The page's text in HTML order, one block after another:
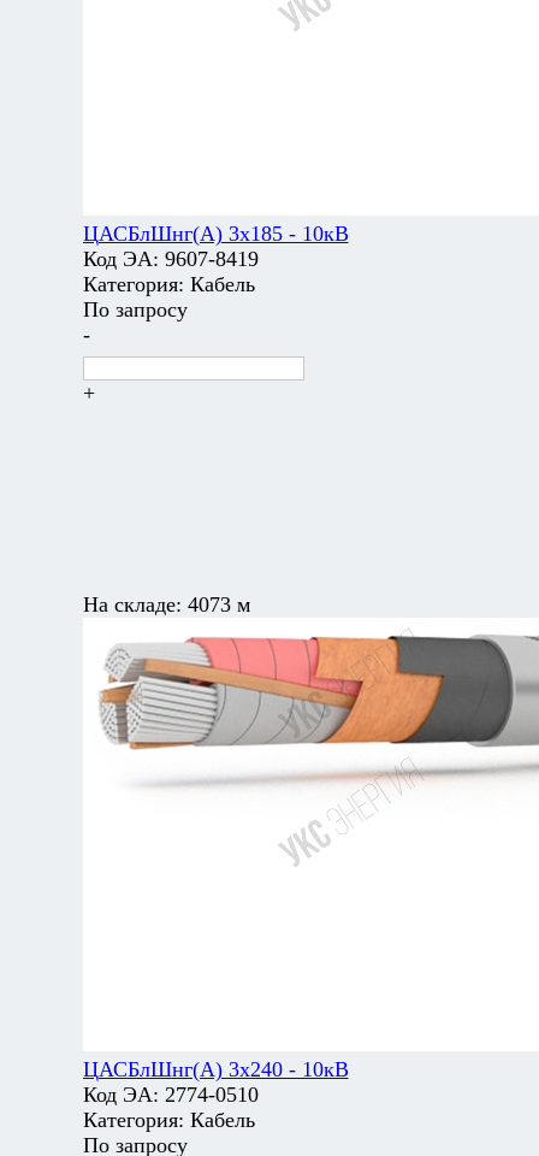
ЦАСБлШнг(А) 3х185 - 10кВ
Код ЭА: 9607-8419
Категория: Кабель
По запросу
-
+
На складе: 4073 м
ЦАСБлШнг(А) 3х240 - 10кВ
Код ЭА: 2774-0510
Категория: Кабель
По запросу